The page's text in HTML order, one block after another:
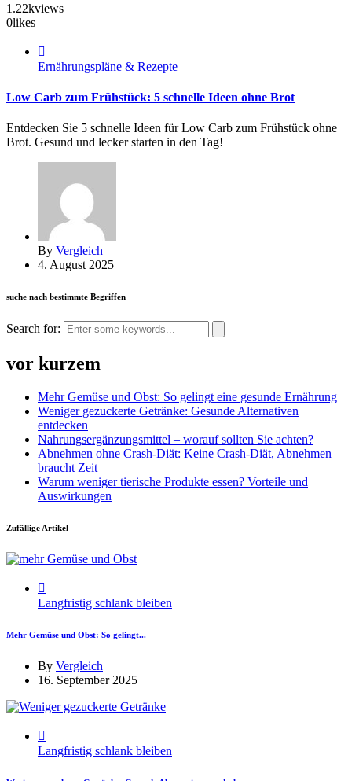
1.22kviews
0likes
Ernährungspläne & Rezepte
Low Carb zum Frühstück: 5 schnelle Ideen ohne Brot
Entdecken Sie 5 schnelle Ideen für Low Carb zum Frühstück ohne
Brot. Gesund und lecker starten in den Tag!
By Vergleich
4. August 2025
suche nach bestimmte Begriffen
Search for:
vor kurzem
Mehr Gemüse und Obst: So gelingt eine gesunde Ernährung
Weniger gezuckerte Getränke: Gesunde Alternativen
entdecken
Nahrungsergänzungsmittel – worauf sollten Sie achten?
Abnehmen ohne Crash-Diät: Keine Crash-Diät, Abnehmen
braucht Zeit
Warum weniger tierische Produkte essen? Vorteile und
Auswirkungen
Zufällige Artikel
Langfristig schlank bleiben
Mehr Gemüse und Obst: So gelingt...
By Vergleich
16. September 2025
Langfristig schlank bleiben